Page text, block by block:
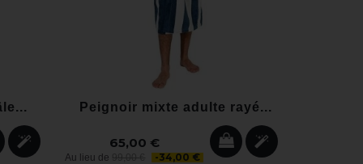
Peignoir mixte adulte rayé...
65,00 €
Au lieu de -34,00 €